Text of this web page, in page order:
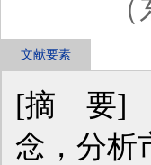
文献要素
[摘 要]
念，分析